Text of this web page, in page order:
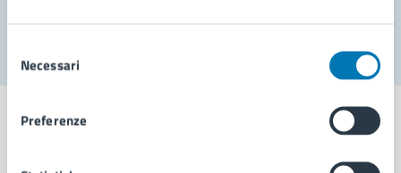
delNecessari
Preferenze